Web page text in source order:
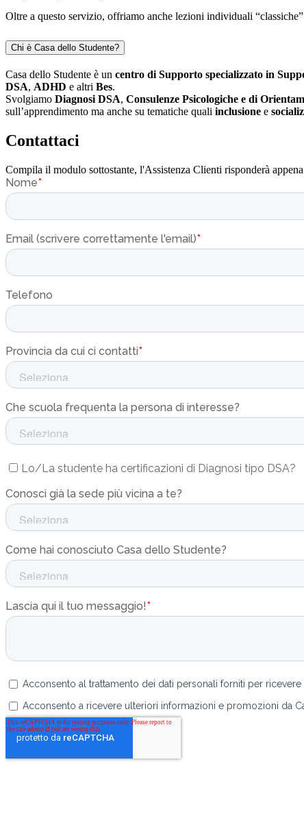
Oltre a questo servizio, offriamo anche lezioni individuali
Chi è Casa dello Studente?
Casa dello Studente è un centro di Supporto specializzato in
DSA, ADHD e altri Bes.
Svolgiamo Diagnosi DSA, Consulenze Psicologiche e di
sull’apprendimento ma anche su tematiche quali inclusione e
Contattaci
Compila il modulo sottostante, l'Assistenza Clienti risponderà